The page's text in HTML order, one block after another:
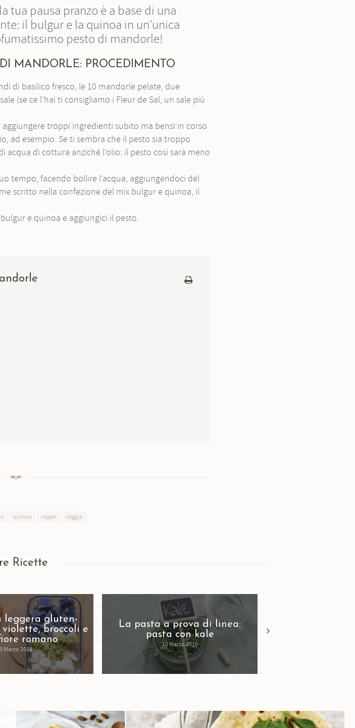
tua pausa pranzo è a base di una
il bulgur e la quinoa in un’unica
pesto di mandorle!
MANDORLE: PROCEDIMENTO
(se ce l’hai ti consigliamo i Fleur de Sal, un sale più
ad esempio. Se ti sembra che il pesto sia troppo
acqua di cottura anziché l’olio: il pesto così sarà meno
scritto nella confezione del mix bulgur e quinoa, il
e quinoa e aggiungici il pesto.
quinoa vegan veggie
Ricette
leggera gluten-
broccoli e
romano
3 Marzo 2016
La pasta a prova di linea:
pasta con kale
10 Marzo 2016